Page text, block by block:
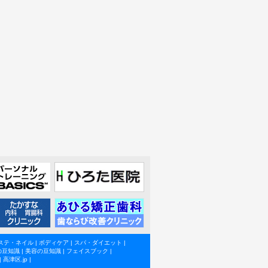
テ・ネイル| ボディケア | スパ・ダイエット |
豆知識| 美容の豆知識| フェイスブック |
高津区.jp |